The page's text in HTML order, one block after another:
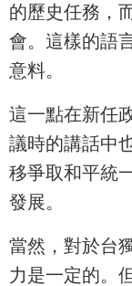
的歷史任務，
會。這樣的語
意料。
這一點在新任
議時的講話中
移爭取和平統
發展。
當然，對於台
力是一定的。